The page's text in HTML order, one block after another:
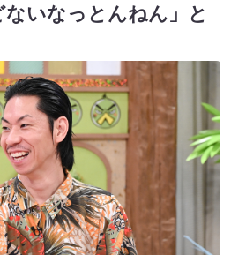
いなっとんねん」と